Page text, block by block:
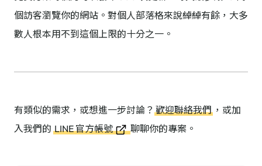
個訪客瀏覽你的網站。對個人部落格來說綽綽有餘，大多
數人根本用不到這個上限的十分之一。
有類似的需求，或想進一步討論？ 歡迎聯絡我們 ，或加
入我們的 LINE 官方帳號 聊聊你的專案。